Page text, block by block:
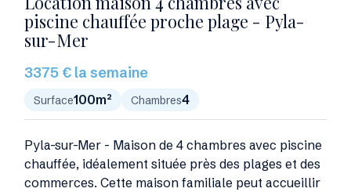
piscine chauffée proche plage - Pyla-
sur-Mer
3375 € la semaine
Surface100m² Chambres4
Pyla-sur-Mer - Maison de 4 chambres avec piscine
chauffée, idéalement située près des plages et des
commerces. Cette maison familiale peut accueillir